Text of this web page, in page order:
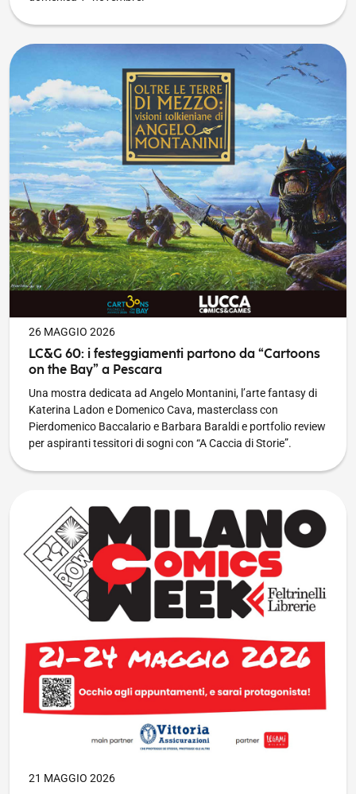
LC&G 60: i festeggiamenti partono da “Cartoons on the Bay”
PUBBLICATO IL
26 MAGGIO 2026
LC&G 60: i festeggiamenti partono da “Cartoons
on the Bay” a Pescara
Una mostra dedicata ad Angelo Montanini, l’arte fantasy di
Katerina Ladon e Domenico Cava, masterclass con
Pierdomenico Baccalario e Barbara Baraldi e portfolio review
per aspiranti tessitori di sogni con “A Caccia di Storie”.
PUBBLICATO IL
21 MAGGIO 2026